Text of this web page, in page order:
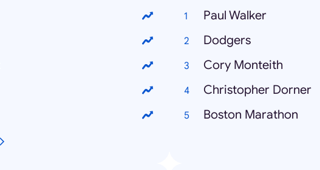
Paul Walker
Dodgers
Cory Monteith
Christopher Dorner
Boston Marathon